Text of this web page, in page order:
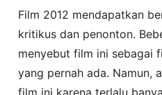
Film 2012 mendapatkan
kritikus dan penonton.
menyebut film ini sebagai
yang pernah ada. Namun,
film ini karena terlalu